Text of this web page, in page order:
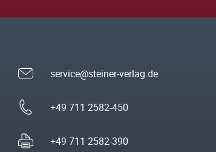
service@steiner-verlag.de
+49 711 2582-450
+49 711 2582-390